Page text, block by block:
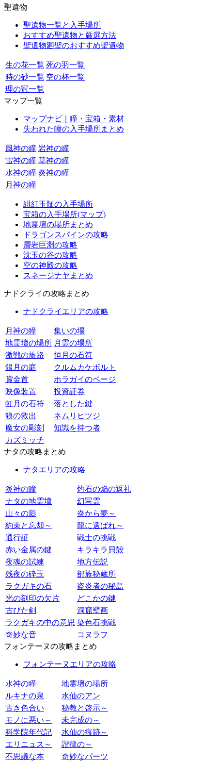
聖遺物
聖遺物一覧と入手場所
おすすめ聖遺物と厳選方法
聖遺物廻聖のおすすめ聖遺物
生の花一覧 死の羽一覧
時の砂一覧 空の杯一覧
理の冠一覧
マップ一覧
マップナビ｜瞳・宝箱・素材
失われた瞳の入手場所まとめ
風神の瞳 岩神の瞳
雷神の瞳 草神の瞳
水神の瞳 炎神の瞳
月神の瞳
緋紅玉髄の入手場所
宝箱の入手場所(マップ)
地霊壇の場所まとめ
ドラゴンスパインの攻略
層岩巨淵の攻略
沈玉の谷の攻略
空の神殿の攻略
スネージナヤまとめ
ナドクライの攻略まとめ
ナドクライエリアの攻略
月神の瞳
集いの場
地霊壇の場所 月霊の場所
激戦の旅路
恒月の石符
銀月の庭
クルムカケボルト
賞金首
ホラガイのページ
映像装置
投資証券
虹月の石符
落とした鍵
狼の救出
ネムリヒツジ
魔女の彫刻
知識を持つ者
カズミッチ
ナタの攻略まとめ
ナタエリアの攻略
炎神の瞳
灼石の焔の返礼
ナタの地霊壇
幻写霊
山々の影
炎から夢～
約束と忘却～
龍に選ばれ～
通行証
戦士の挑戦
赤い金属の鍵
キラキラ貝殻
夜魂の試練
地方伝説
残夜の砕玉
部族秘蔵所
ラクガキの石
盗炎者の秘島
光の刻印の欠片
どこかの鍵
古びた剣
洞窟壁画
ラクガキの中の意思 染色石挑戦
奇妙な音
コヌラフ
フォンテーヌの攻略まとめ
フォンテーヌエリアの攻略
水神の瞳
地霊壇の場所
ルキナの泉
水仙のアン
古き色合い
秘教と啓示～
モノに悪い～
未完成の～
科学院年代記
水仙の痕跡～
エリニュス～
諧律の～
不思議な本
奇妙なパーツ